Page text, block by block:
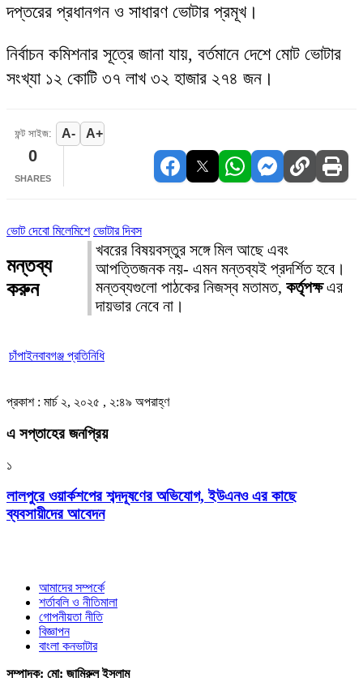
দপ্তরের প্রধানগন ও সাধারণ ভোটার প্রমূখ।
নির্বাচন কমিশনার সূত্রে জানা যায়, বর্তমানে দেশে মোট ভোটার
সংখ্যা ১২ কোটি ৩৭ লাখ ৩২ হাজার ২৭৪ জন।
ফন্ট সাইজ: A- A+
0
SHARES
ভোট দেবো মিলেমিশে ভোটার দিবস
মন্তব্য
করুন
খবরের বিষয়বস্তুর সঙ্গে মিল আছে এবং
আপত্তিজনক নয়- এমন মন্তব্যই প্রদর্শিত হবে।
মন্তব্যগুলো পাঠকের নিজস্ব মতামত, কর্তৃপক্ষএর
দায়ভার নেবে না।
চাঁপাইনবাবগঞ্জ প্রতিনিধি
প্রকাশ : মার্চ ২, ২০২৫ , ২:৪৯ অপরাহ্ণ
এ সপ্তাহের জনপ্রিয়
১
লালপুরে ওয়ার্কশপের শব্দদূষণের অভিযোগ, ইউএনও এর কাছে
ব্যবসায়ীদের আবেদন
আমাদের সম্পর্কে
শর্তাবলি ও নীতিমালা
গোপনীয়তা নীতি
বিজ্ঞাপন
বাংলা কনভাটার
সম্পাদক: মো: জামিরুল ইসলাম